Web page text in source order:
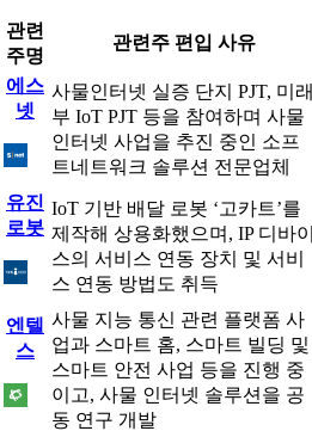
관련
주명
관련주 편입 사유
에스
넷
사물인터넷 실증 단지 PJT, 미래
부 IoT PJT 등을 참여하며 사물
인터넷 사업을 추진 중인 소프
트네트워크 솔루션 전문업체
유진
로봇
IoT 기반 배달 로봇 ‘고카트’를
제작해 상용화했으며, IP 디바이
스의 서비스 연동 장치 및 서비
스 연동 방법도 취득
엔텔
스
사물 지능 통신 관련 플랫폼 사
업과 스마트 홈, 스마트 빌딩 및
스마트 안전 사업 등을 진행 중
이고, 사물 인터넷 솔루션을 공
동 연구 개발